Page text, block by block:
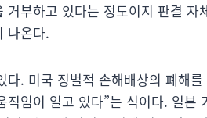
거부하고 있다는 정도이지 판결
나온다.
다. 미국 징벌적 손해배상의 폐해
직임이 일고 있다”는 식이다. 일